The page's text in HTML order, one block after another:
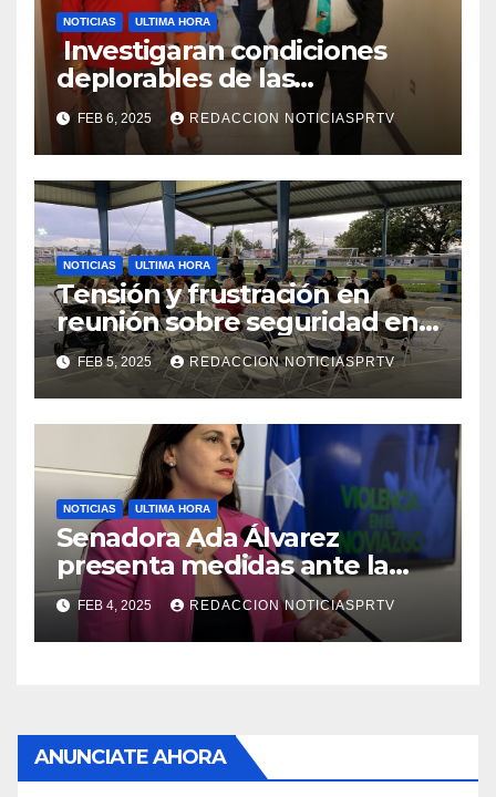
NOTICIAS ULTIMA HORA
Investigaran condiciones
deplorables de las
facilidades el Departamento
de la Salud en Mayagüez
FEB 6, 2025 REDACCION NOTICIASPRTV
NOTICIAS ULTIMA HORA
Tensión y frustración en
reunión sobre seguridad en
Reparto Metropolitano
FEB 5, 2025 REDACCION NOTICIASPRTV
NOTICIAS ULTIMA HORA
Senadora Ada Álvarez
presenta medidas ante la
violencia en el noviazgo
FEB 4, 2025 REDACCION NOTICIASPRTV
ANUNCIATE AHORA